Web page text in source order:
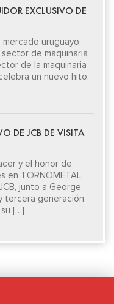
EXCLUSIVO DE
uruguayo,
de maquinaria
de la maquinaria
un nuevo hito:
DE JCB DE VISITA
y el honor de
en TORNOMETAL.
junto a George
tercera generación
[…]